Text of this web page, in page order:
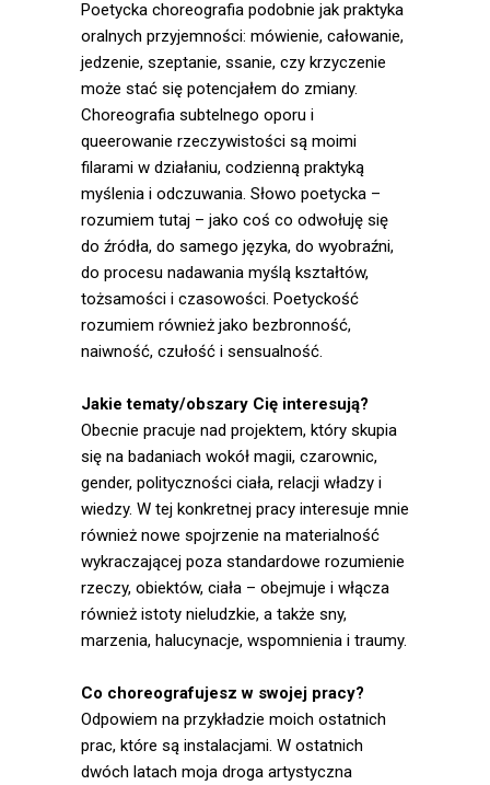
Poetycka choreografia podobnie jak praktyka
oralnych przyjemności: mówienie, całowanie,
jedzenie, szeptanie, ssanie, czy krzyczenie
może stać się potencjałem do zmiany.
Choreografia subtelnego oporu i
queerowanie rzeczywistości są moimi
filarami w działaniu, codzienną praktyką
myślenia i odczuwania. Słowo poetycka –
rozumiem tutaj – jako coś co odwołuję się
do źródła, do samego języka, do wyobraźni,
do procesu nadawania myślą kształtów,
tożsamości i czasowości. Poetyckość
rozumiem również jako bezbronność,
naiwność, czułość i sensualność.
Jakie tematy/obszary Cię interesują?
Obecnie pracuje nad projektem, który skupia
się na badaniach wokół magii, czarownic,
gender, polityczności ciała, relacji władzy i
wiedzy. W tej konkretnej pracy interesuje mnie
również nowe spojrzenie na materialność
wykraczającej poza standardowe rozumienie
rzeczy, obiektów, ciała – obejmuje i włącza
również istoty nieludzkie, a także sny,
marzenia, halucynacje, wspomnienia i traumy.
Co choreografujesz w swojej pracy?
Odpowiem na przykładzie moich ostatnich
prac, które są instalacjami. W ostatnich
dwóch latach moja droga artystyczna